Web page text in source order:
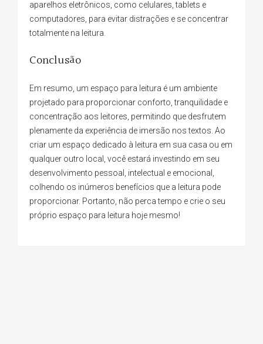
aparelhos eletrônicos, como celulares, tablets e
computadores, para evitar distrações e se concentrar
totalmente na leitura.
Conclusão
Em resumo, um espaço para leitura é um ambiente
projetado para proporcionar conforto, tranquilidade e
concentração aos leitores, permitindo que desfrutem
plenamente da experiência de imersão nos textos. Ao
criar um espaço dedicado à leitura em sua casa ou em
qualquer outro local, você estará investindo em seu
desenvolvimento pessoal, intelectual e emocional,
colhendo os inúmeros benefícios que a leitura pode
proporcionar. Portanto, não perca tempo e crie o seu
próprio espaço para leitura hoje mesmo!